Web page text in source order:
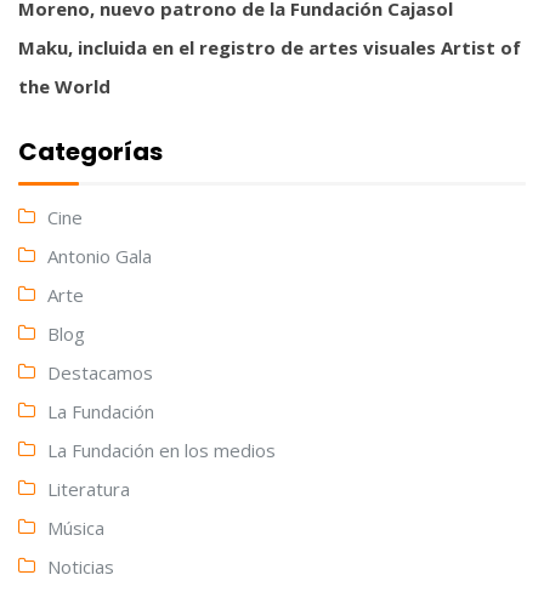
Moreno, nuevo patrono de la Fundación Cajasol
Maku, incluida en el registro de artes visuales Artist of
the World
Categorías
Cine
Antonio Gala
Arte
Blog
Destacamos
La Fundación
La Fundación en los medios
Literatura
Música
Noticias